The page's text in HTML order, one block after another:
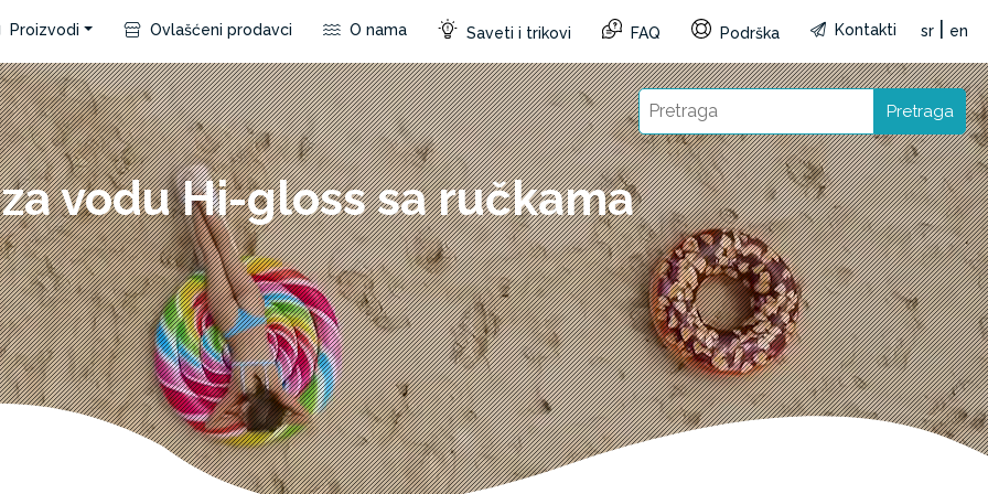
Proizvodi Ovlašćeni prodavci O nama Saveti i trikovi FAQ Podrška Kontakti sr en
Pretraga
vodu Hi-gloss sa ručkama